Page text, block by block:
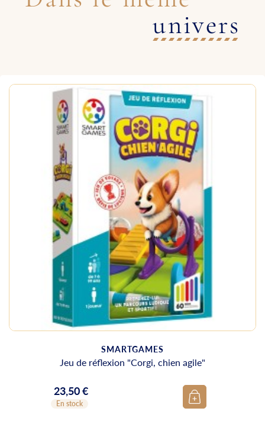
univers
SMARTGAMES
Jeu de réflexion "Corgi, chien agile"
Prix
23,50 €
En stock